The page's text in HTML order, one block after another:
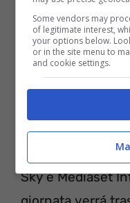
Lewandowski,
Dove
League in
Quasi tutte le
League 2022/23
Sky e Mediaset
Some vendors may
of legitimate interest,
your options below.
or in the site menu to
and cookie settings.